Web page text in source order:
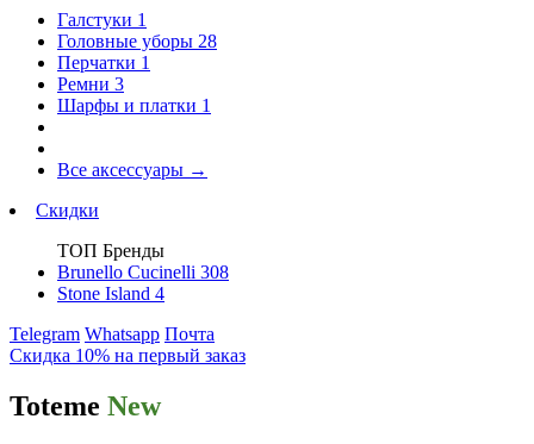
Галстуки 1
Головные уборы 28
Перчатки 1
Ремни 3
Шарфы и платки 1
Все аксессуары →
Скидки
ТОП Бренды
Brunello Cucinelli 308
Stone Island 4
Telegram Whatsapp Почта
Скидка 10% на первый заказ
Toteme New